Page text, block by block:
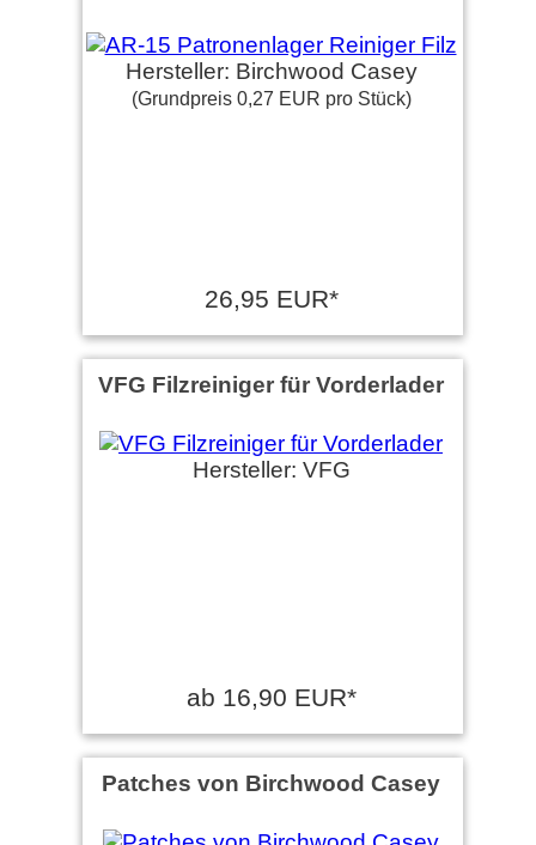
Hersteller: Birchwood Casey
(Grundpreis 0,27 EUR pro Stück)
26,95 EUR*
VFG Filzreiniger für Vorderlader
Hersteller: VFG
ab 16,90 EUR*
Patches von Birchwood Casey